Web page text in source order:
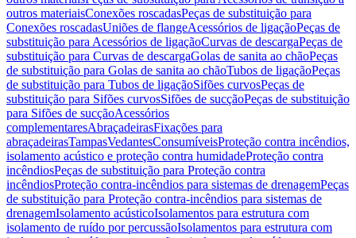
outros materiaisConexões roscadasPeças de substituição para
Conexões roscadasUniões de flangeAcessórios de ligaçãoPeças de
substituição para Acessórios de ligaçãoCurvas de descargaPeças de
substituição para Curvas de descargaGolas de sanita ao chãoPeças
de substituição para Golas de sanita ao chãoTubos de ligaçãoPeças
de substituição para Tubos de ligaçãoSifões curvosPeças de
substituição para Sifões curvosSifões de sucçãoPeças de substituição
para Sifões de sucçãoAcessórios
complementaresAbraçadeirasFixações para
abraçadeirasTampasVedantesConsumíveisProteção contra incêndios,
isolamento acústico e proteção contra humidadeProteção contra
incêndiosPeças de substituição para Proteção contra
incêndiosProteção contra-incêndios para sistemas de drenagemPeças
de substituição para Proteção contra-incêndios para sistemas de
drenagemIsolamento acústicoIsolamentos para estrutura com
isolamento de ruído por percussãoIsolamentos para estrutura com